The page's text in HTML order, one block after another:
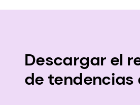
Descargar el
de tendencias